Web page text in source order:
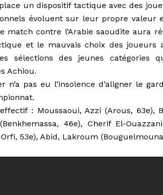
un dispositif tactique avec des
évoluent sur leur propre valeur
match contre l’Arabie saoudite aura
et le mauvais choix des joueurs
sélections des jeunes catégories
Achiou.
pas eu l’insolence d’aligner le
: Moussaoui, Azzi (Arous, 63e),
46e), Cherif El-
53e), Abid, Lakroum